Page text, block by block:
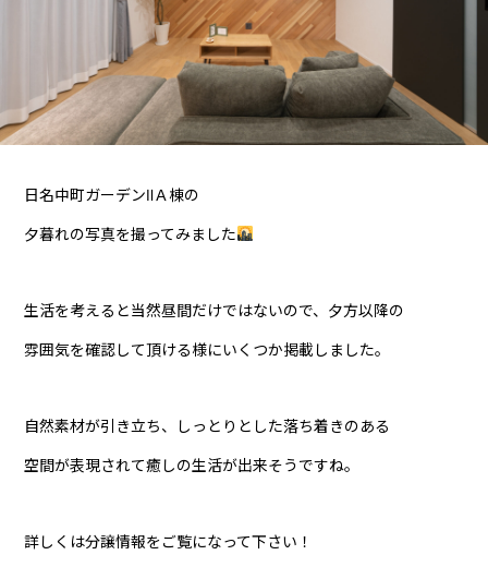
日名中町ガーデンⅡＡ棟の
夕暮れの写真を撮ってみました
生活を考えると当然昼間だけではないので、夕方以降の
雰囲気を確認して頂ける様にいくつか掲載しました。
自然素材が引き立ち、しっとりとした落ち着きのある
空間が表現されて癒しの生活が出来そうですね。
詳しくは分譲情報をご覧になって下さい！